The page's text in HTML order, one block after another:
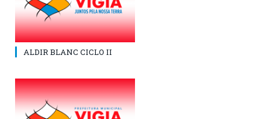
ALDIR BLANC CICLO II